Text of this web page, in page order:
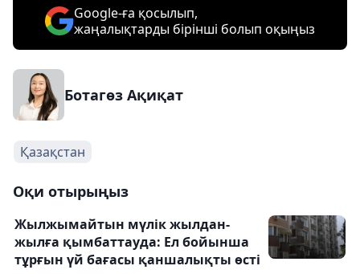
Google-ға қосылып,
жаңалықтарды бірінші болып оқыңыз
Ботагөз Ақиқат
Қазақстан
Оқи отырыңыз
Жылжымайтын мүлік жылдан-
жылға қымбаттауда: Ел бойынша
тұрғын үй бағасы қаншалықты өсті